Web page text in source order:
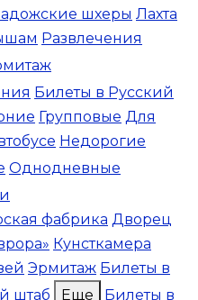
шхеры Лахта
Развлечения
Билеты в Русский
Групповые Для
Недорогие
Однодневные
фабрика Дворец
Кунсткамера
Эрмитаж Билеты в
штаб Еще
Билеты в